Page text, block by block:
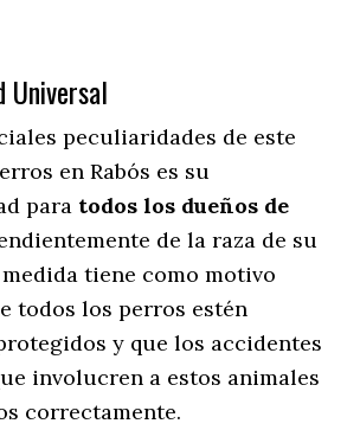
Universal
peculiaridades de este
en Rabós es su
para todos los dueños de
de la raza de su
tiene como motivo
todos los perros estén
y que los accidentes
involucren a estos animales
correctamente.